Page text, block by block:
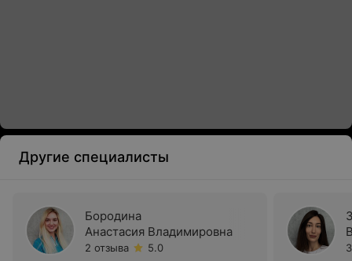
Другие специалисты
Бородина
Анастасия Владимировна
2 отзыва
5.0